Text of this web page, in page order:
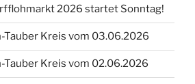
2026 startet Sonntag!
Tauber Kreis vom 03.06.2026
Tauber Kreis vom 02.06.2026